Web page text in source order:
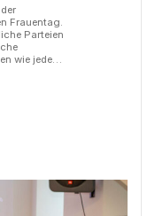
Frauentag.
Parteien
wie jedes
zu